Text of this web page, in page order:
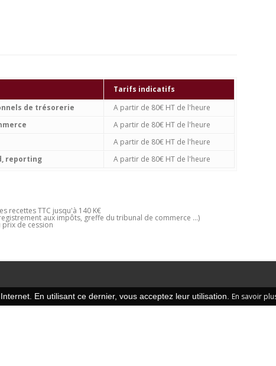
Tarifs indicatifs
de trésorerie
A partir de 80€ HT de l'heure
A partir de 80€ HT de l'heure
A partir de 80€ HT de l'heure
reporting
A partir de 80€ HT de l'heure
recettes TTC jusqu'à 140 K€
aux impôts, greffe du tribunal de commerce ...)
de cession
En utilisant ce dernier, vous acceptez leur utilisation. En savoir